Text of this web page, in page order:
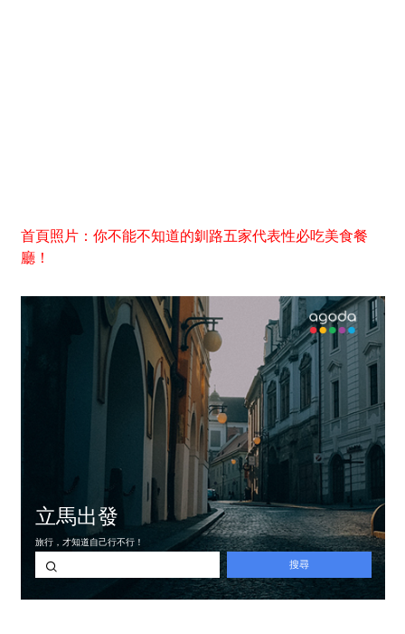
首頁照片：你不能不知道的釧路五家代表性必吃美食餐
廳！